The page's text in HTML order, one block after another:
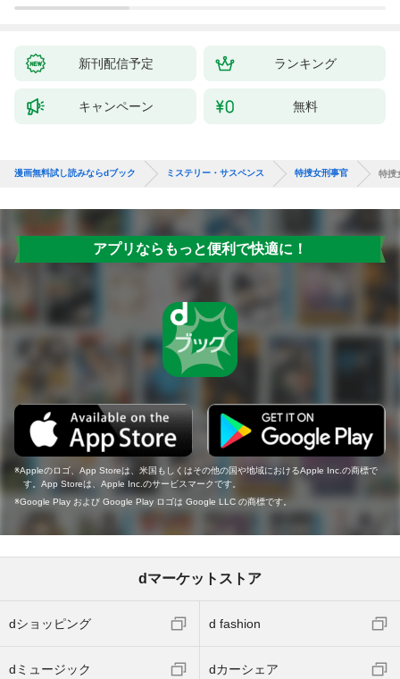
新刊配信予定 ランキング
キャンペーン 無料
漫画無料試し読みならdブック ミステリー・サスペンス 特捜女刑事官 特捜
アプリならもっと便利で快適に！
Appleのロゴ、App Storeは、米国もしくはその他の国や地域におけるApple Inc.の商標で
す。App Storeは、Apple Inc.のサービスマークです。
Google Play および Google Play ロゴは Google LLC の商標です。
dマーケットストア
dショッピング d fashion
dミュージック dカーシェア